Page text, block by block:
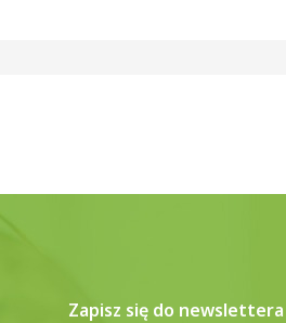
Zapisz się do newslettera